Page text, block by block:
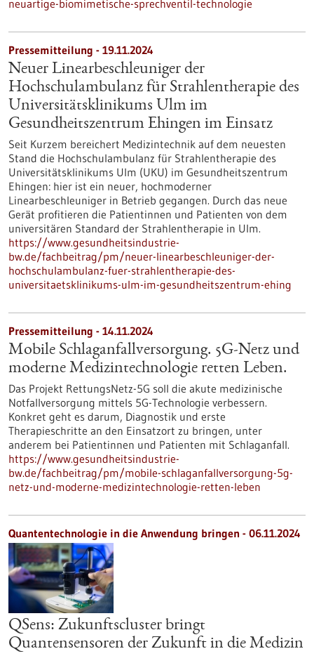
neuartige-biomimetische-sprechventil-technologie
Pressemitteilung - 19.11.2024
Neuer Linearbeschleuniger der
Hochschulambulanz für Strahlentherapie des
Universitätsklinikums Ulm im
Gesundheitszentrum Ehingen im Einsatz
Seit Kurzem bereichert Medizintechnik auf dem neuesten
Stand die Hochschulambulanz für Strahlentherapie des
Universitätsklinikums Ulm (UKU) im Gesundheitszentrum
Ehingen: hier ist ein neuer, hochmoderner
Linearbeschleuniger in Betrieb gegangen. Durch das neue
Gerät profitieren die Patientinnen und Patienten von dem
universitären Standard der Strahlentherapie in Ulm.
https://www.gesundheitsindustrie-
bw.de/fachbeitrag/pm/neuer-linearbeschleuniger-der-
hochschulambulanz-fuer-strahlentherapie-des-
universitaetsklinikums-ulm-im-gesundheitszentrum-ehing
Pressemitteilung - 14.11.2024
Mobile Schlaganfallversorgung. 5G-Netz und
moderne Medizintechnologie retten Leben.
Das Projekt RettungsNetz-5G soll die akute medizinische
Notfallversorgung mittels 5G-Technologie verbessern.
Konkret geht es darum, Diagnostik und erste
Therapieschritte an den Einsatzort zu bringen, unter
anderem bei Patientinnen und Patienten mit Schlaganfall.
https://www.gesundheitsindustrie-
bw.de/fachbeitrag/pm/mobile-schlaganfallversorgung-5g-
netz-und-moderne-medizintechnologie-retten-leben
Quantentechnologie in die Anwendung bringen - 06.11.2024
QSens: Zukunftscluster bringt
Quantensensoren der Zukunft in die Medizin